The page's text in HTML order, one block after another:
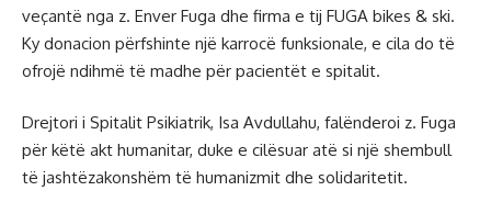
veçantë nga z. Enver Fuga dhe firma e tij FUGA bikes & ski.
Ky donacion përfshinte një karrocë funksionale, e cila do të
ofrojë ndihmë të madhe për pacientët e spitalit.
Drejtori i Spitalit Psikiatrik, Isa Avdullahu, falënderoi z. Fuga
për këtë akt humanitar, duke e cilësuar atë si një shembull
të jashtëzakonshëm të humanizmit dhe solidaritetit.